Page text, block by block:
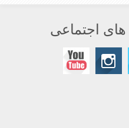
اجتماعی